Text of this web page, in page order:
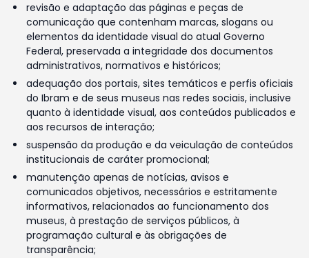
revisão e adaptação das páginas e peças de
comunicação que contenham marcas, slogans ou
elementos da identidade visual do atual Governo
Federal, preservada a integridade dos documentos
administrativos, normativos e históricos;
adequação dos portais, sites temáticos e perfis oficiais
do Ibram e de seus museus nas redes sociais, inclusive
quanto à identidade visual, aos conteúdos publicados e
aos recursos de interação;
suspensão da produção e da veiculação de conteúdos
institucionais de caráter promocional;
manutenção apenas de notícias, avisos e
comunicados objetivos, necessários e estritamente
informativos, relacionados ao funcionamento dos
museus, à prestação de serviços públicos, à
programação cultural e às obrigações de
transparência;